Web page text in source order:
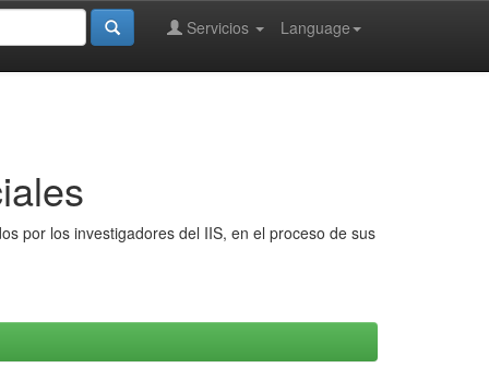
Language
Servicios
por los investigadores del IIS, en el proceso de sus